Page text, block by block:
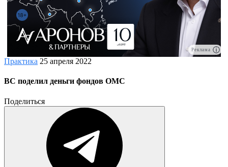
Реклама
Практика 25 апреля 2022
ВС поделил деньги фондов ОМС
Поделиться